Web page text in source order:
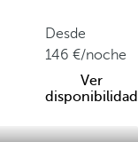
Desde
146
/noche
Ver
disponibilidad